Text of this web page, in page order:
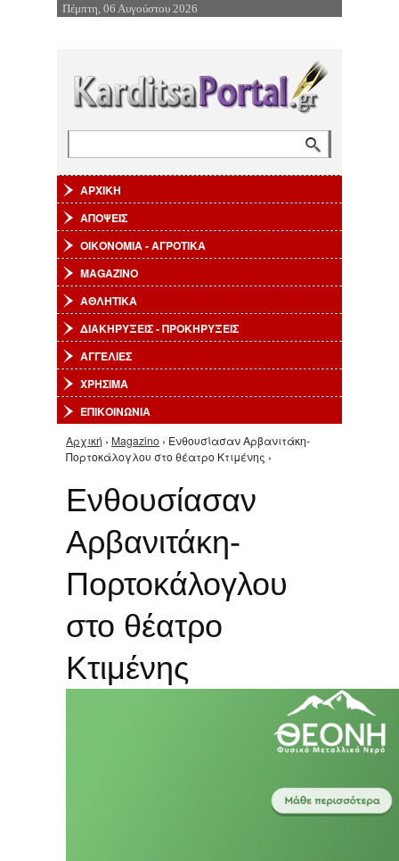
Επιστροφή στην Πλοήγηση
Πέμπτη, 06 Αυγούστου 2026
ΑΡΧΙΚΗ
ΑΠΟΨΕΙΣ
ΟΙΚΟΝΟΜΙΑ - ΑΓΡΟΤΙΚΑ
MAGAZINO
ΑΘΛΗΤΙΚΑ
ΔΙΑΚΗΡΥΞΕΙΣ - ΠΡΟΚΗΡΥΞΕΙΣ
ΑΓΓΕΛΙΕΣ
ΧΡΗΣΙΜΑ
ΕΠΙΚΟΙΝΩΝΙΑ
Είστε εδώ
Αρχική › Magazino › Ενθουσίασαν Αρβανιτάκη-
Πορτοκάλογλου στο θέατρο Κτιμένης ›
Ενθουσίασαν
Αρβανιτάκη-
Πορτοκάλογλου
στο θέατρο
Κτιμένης